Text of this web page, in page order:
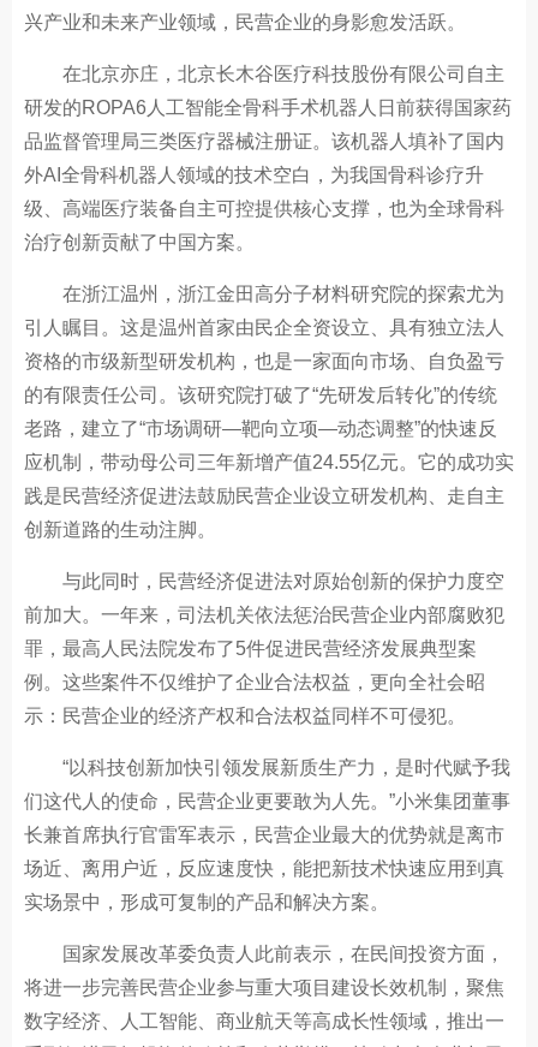
兴产业和未来产业领域，民营企业的身影愈发活跃。
在北京亦庄，北京长木谷医疗科技股份有限公司自主
研发的ROPA6人工智能全骨科手术机器人日前获得国家药
品监督管理局三类医疗器械注册证。该机器人填补了国内
外AI全骨科机器人领域的技术空白，为我国骨科诊疗升
级、高端医疗装备自主可控提供核心支撑，也为全球骨科
治疗创新贡献了中国方案。
在浙江温州，浙江金田高分子材料研究院的探索尤为
引人瞩目。这是温州首家由民企全资设立、具有独立法人
资格的市级新型研发机构，也是一家面向市场、自负盈亏
的有限责任公司。该研究院打破了“先研发后转化”的传统
老路，建立了“市场调研—靶向立项—动态调整”的快速反
应机制，带动母公司三年新增产值24.55亿元。它的成功实
践是民营经济促进法鼓励民营企业设立研发机构、走自主
创新道路的生动注脚。
与此同时，民营经济促进法对原始创新的保护力度空
前加大。一年来，司法机关依法惩治民营企业内部腐败犯
罪，最高人民法院发布了5件促进民营经济发展典型案
例。这些案件不仅维护了企业合法权益，更向全社会昭
示：民营企业的经济产权和合法权益同样不可侵犯。
“以科技创新加快引领发展新质生产力，是时代赋予我
们这代人的使命，民营企业更要敢为人先。”小米集团董事
长兼首席执行官雷军表示，民营企业最大的优势就是离市
场近、离用户近，反应速度快，能把新技术快速应用到真
实场景中，形成可复制的产品和解决方案。
国家发展改革委负责人此前表示，在民间投资方面，
将进一步完善民营企业参与重大项目建设长效机制，聚焦
数字经济、人工智能、商业航天等高成长性领域，推出一